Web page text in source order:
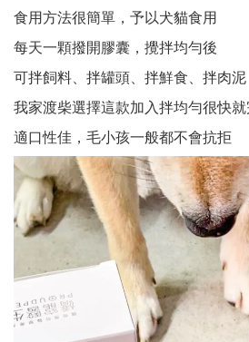
食用方法很簡單，予以犬貓食用
每天一顆撥開膠囊，攪拌均勻後
可拌飼料、拌罐頭、拌鮮食、拌肉泥
我家渡柴選擇這款加入拌均勻很快
適口性佳，毛小孩一般都不會抗拒